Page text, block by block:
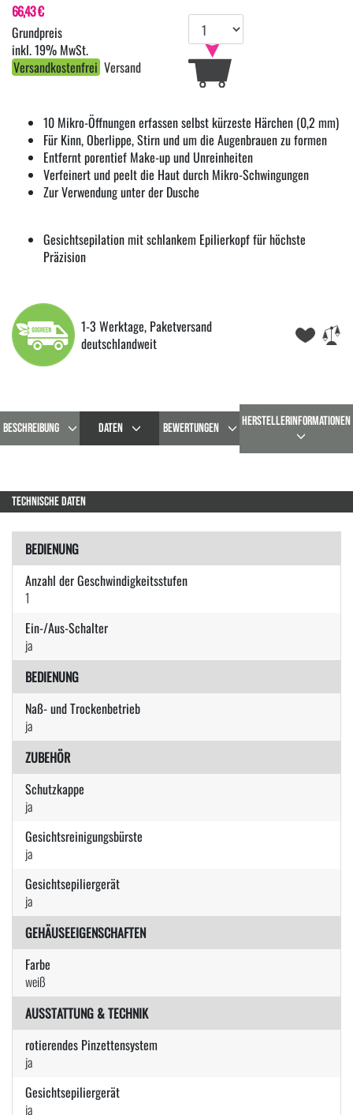
10 Mikro-Öffnungen erfassen selbst kürzeste Härchen (0,2 mm)
Für Kinn, Oberlippe, Stirn und um die Augenbrauen zu formen
Entfernt porentief Make-up und Unreinheiten
Verfeinert und peelt die Haut durch Mikro-Schwingungen
Zur Verwendung unter der Dusche
Gesichtsepilation mit schlankem Epilierkopf für höchste
Präzision
1-3 Werktage, Paketversand
deutschlandweit
66,43 €
inkl. 19% MwSt.
Versandkostenfrei Versand
BESCHREIBUNG DATEN BEWERTUNGEN HERSTELLERINFORMATIONEN
TECHNISCHE DATEN
BEDIENUNG
Anzahl der Geschwindigkeitsstufen
1
Ein-/Aus-Schalter
ja
BEDIENUNG
Naß- und Trockenbetrieb
ja
ZUBEHÖR
Schutzkappe
ja
Gesichtsreinigungsbürste
ja
Gesichtsepiliergerät
ja
GEHÄUSEEIGENSCHAFTEN
Farbe
weiß
AUSSTATTUNG & TECHNIK
rotierendes Pinzettensystem
ja
Gesichtsepiliergerät
ja